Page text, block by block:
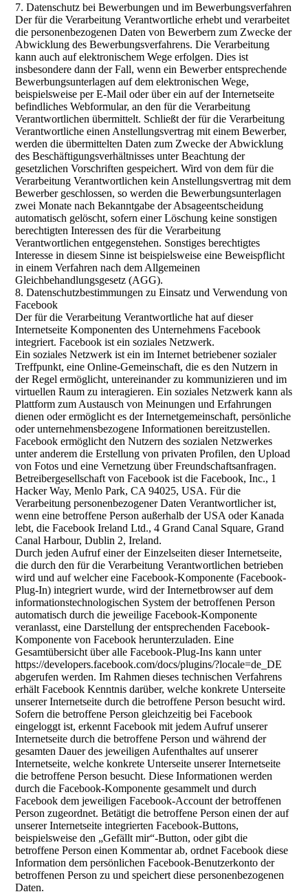
7. Datenschutz bei Bewerbungen und im Bewerbungsverfahren
Der für die Verarbeitung Verantwortliche erhebt und verarbeitet
die personenbezogenen Daten von Bewerbern zum Zwecke der
Abwicklung des Bewerbungsverfahrens. Die Verarbeitung
kann auch auf elektronischem Wege erfolgen. Dies ist
insbesondere dann der Fall, wenn ein Bewerber entsprechende
Bewerbungsunterlagen auf dem elektronischen Wege,
beispielsweise per E-Mail oder über ein auf der Internetseite
befindliches Webformular, an den für die Verarbeitung
Verantwortlichen übermittelt. Schließt der für die Verarbeitung
Verantwortliche einen Anstellungsvertrag mit einem Bewerber,
werden die übermittelten Daten zum Zwecke der Abwicklung
des Beschäftigungsverhältnisses unter Beachtung der
gesetzlichen Vorschriften gespeichert. Wird von dem für die
Verarbeitung Verantwortlichen kein Anstellungsvertrag mit dem
Bewerber geschlossen, so werden die Bewerbungsunterlagen
zwei Monate nach Bekanntgabe der Absageentscheidung
automatisch gelöscht, sofern einer Löschung keine sonstigen
berechtigten Interessen des für die Verarbeitung
Verantwortlichen entgegenstehen. Sonstiges berechtigtes
Interesse in diesem Sinne ist beispielsweise eine Beweispflicht
in einem Verfahren nach dem Allgemeinen
Gleichbehandlungsgesetz (AGG).
8. Datenschutzbestimmungen zu Einsatz und Verwendung von
Facebook
Der für die Verarbeitung Verantwortliche hat auf dieser
Internetseite Komponenten des Unternehmens Facebook
integriert. Facebook ist ein soziales Netzwerk.
Ein soziales Netzwerk ist ein im Internet betriebener sozialer
Treffpunkt, eine Online-Gemeinschaft, die es den Nutzern in
der Regel ermöglicht, untereinander zu kommunizieren und im
virtuellen Raum zu interagieren. Ein soziales Netzwerk kann als
Plattform zum Austausch von Meinungen und Erfahrungen
dienen oder ermöglicht es der Internetgemeinschaft, persönliche
oder unternehmensbezogene Informationen bereitzustellen.
Facebook ermöglicht den Nutzern des sozialen Netzwerkes
unter anderem die Erstellung von privaten Profilen, den Upload
von Fotos und eine Vernetzung über Freundschaftsanfragen.
Betreibergesellschaft von Facebook ist die Facebook, Inc., 1
Hacker Way, Menlo Park, CA 94025, USA. Für die
Verarbeitung personenbezogener Daten Verantwortlicher ist,
wenn eine betroffene Person außerhalb der USA oder Kanada
lebt, die Facebook Ireland Ltd., 4 Grand Canal Square, Grand
Canal Harbour, Dublin 2, Ireland.
Durch jeden Aufruf einer der Einzelseiten dieser Internetseite,
die durch den für die Verarbeitung Verantwortlichen betrieben
wird und auf welcher eine Facebook-Komponente (Facebook-
Plug-In) integriert wurde, wird der Internetbrowser auf dem
informationstechnologischen System der betroffenen Person
automatisch durch die jeweilige Facebook-Komponente
veranlasst, eine Darstellung der entsprechenden Facebook-
Komponente von Facebook herunterzuladen. Eine
Gesamtübersicht über alle Facebook-Plug-Ins kann unter
https://developers.facebook.com/docs/plugins/?locale=de_DE
abgerufen werden. Im Rahmen dieses technischen Verfahrens
erhält Facebook Kenntnis darüber, welche konkrete Unterseite
unserer Internetseite durch die betroffene Person besucht wird.
Sofern die betroffene Person gleichzeitig bei Facebook
eingeloggt ist, erkennt Facebook mit jedem Aufruf unserer
Internetseite durch die betroffene Person und während der
gesamten Dauer des jeweiligen Aufenthaltes auf unserer
Internetseite, welche konkrete Unterseite unserer Internetseite
die betroffene Person besucht. Diese Informationen werden
durch die Facebook-Komponente gesammelt und durch
Facebook dem jeweiligen Facebook-Account der betroffenen
Person zugeordnet. Betätigt die betroffene Person einen der auf
unserer Internetseite integrierten Facebook-Buttons,
beispielsweise den „Gefällt mir“-Button, oder gibt die
betroffene Person einen Kommentar ab, ordnet Facebook diese
Information dem persönlichen Facebook-Benutzerkonto der
betroffenen Person zu und speichert diese personenbezogenen
Daten.